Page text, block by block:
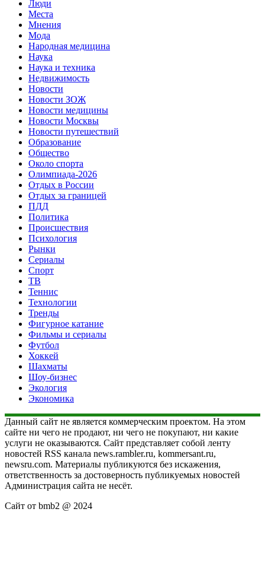
Люди
Места
Мнения
Мода
Народная медицина
Наука
Наука и техника
Недвижимость
Новости
Новости ЗОЖ
Новости медицины
Новости Москвы
Новости путешествий
Образование
Общество
Около спорта
Олимпиада-2026
Отдых в России
Отдых за границей
ПДД
Политика
Происшествия
Психология
Рынки
Сериалы
Спорт
ТВ
Теннис
Технологии
Тренды
Фигурное катание
Фильмы и сериалы
Футбол
Хоккей
Шахматы
Шоу-бизнес
Экология
Экономика
Данный сайт не является коммерческим проектом. На этом
сайте ни чего не продают, ни чего не покупают, ни какие
услуги не оказываются. Сайт представляет собой ленту
новостей RSS канала news.rambler.ru, kommersant.ru,
newsru.com. Материалы публикуются без искажения,
ответственность за достоверность публикуемых новостей
Администрация сайта не несёт.
Сайт от bmb2 @ 2024